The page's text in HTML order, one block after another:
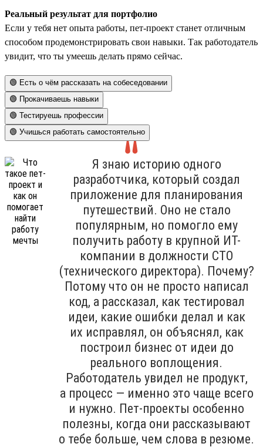
Реальный результат для портфолио
Если у тебя нет опыта работы, пет-проект станет отличным
способом продемонстрировать свои навыки. Так работодатель
увидит, что ты умеешь делать прямо сейчас.
🟢 Есть о чём рассказать на собеседовании
🟢 Прокачиваешь навыки
🟢 Тестируешь профессии
🟢 Учишься работать самостоятельно
Я знаю историю одного
разработчика, который создал
приложение для планирования
путешествий. Оно не стало
популярным, но помогло ему
получить работу в крупной ИТ-
компании в должности СТО
(технического директора). Почему?
Потому что он не просто написал
код, а рассказал, как тестировал
идеи, какие ошибки делал и как
их исправлял, он объяснял, как
построил бизнес от идеи до
реального воплощения.
Работодатель увидел не продукт,
а процесс — именно это чаще всего
и нужно. Пет-проекты особенно
полезны, когда они рассказывают
о тебе больше, чем слова в резюме.